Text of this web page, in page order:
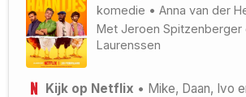
komedie • Anna van der
Met Jeroen Spitzenberger
Laurenssen
Kijk op Netflix • Mike, Daan, Ivo